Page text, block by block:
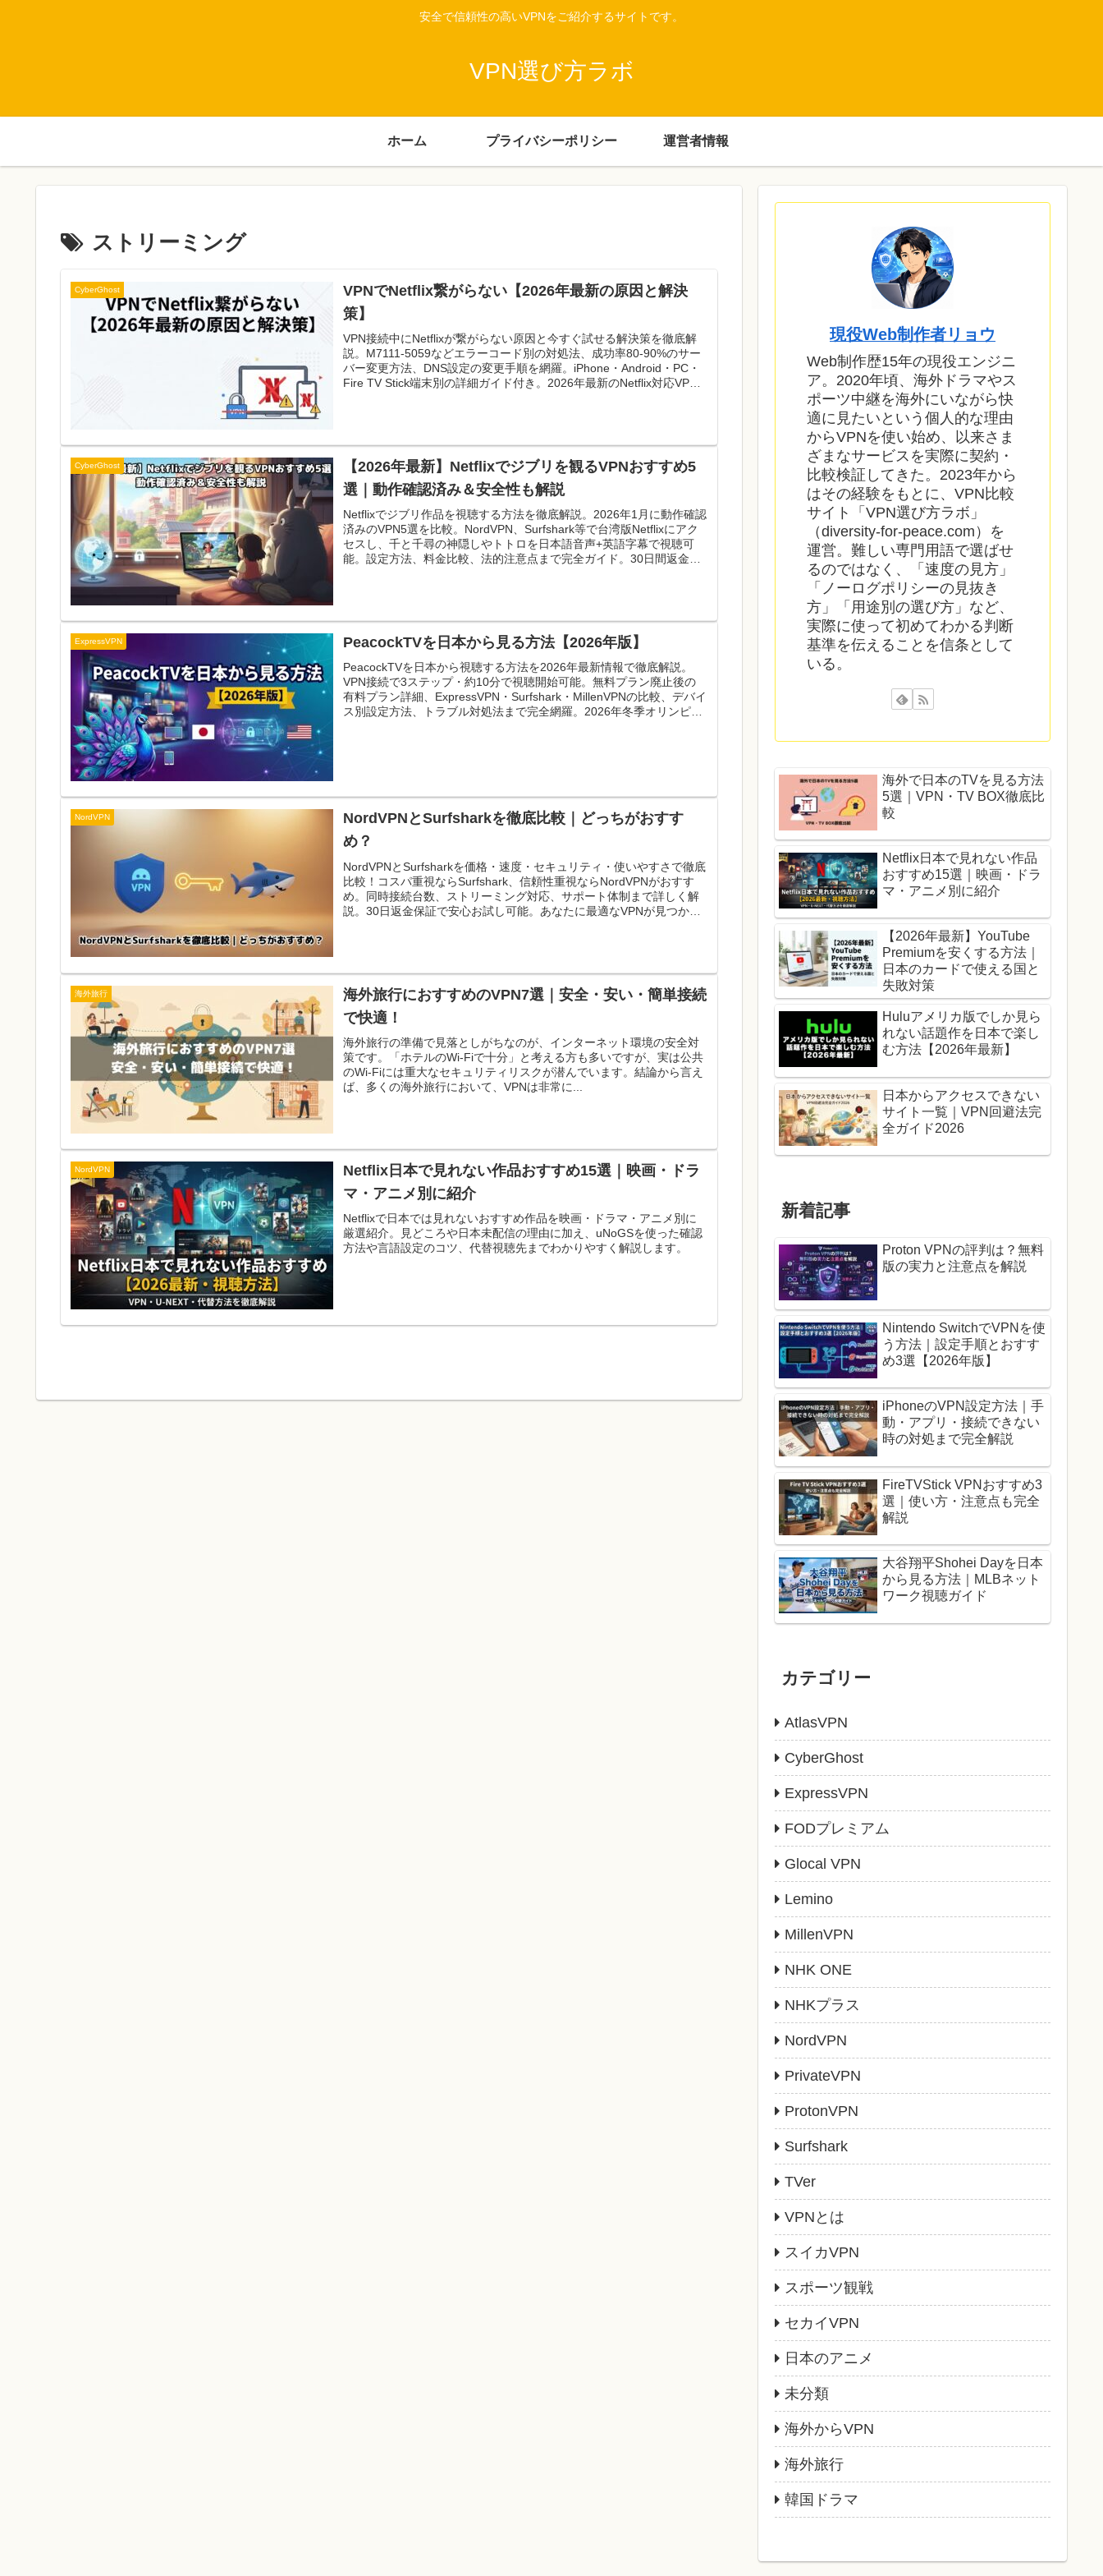
安全で信頼性の高いVPNをご紹介するサイトです。
VPN選び方ラボ
ホーム プライバシーポリシー 運営者情報
ストリーミング
CyberGhost
VPNでNetflix繋がらない【2026年最新の原因と解決
策】
VPN接続中にNetflixが繋がらない原因と今すぐ試せる解決策を徹底解
説。M7111-5059などエラーコード別の対処法、成功率80-90%のサー
バー変更方法、DNS設定の変更手順を網羅。iPhone・Android・PC・
Fire TV Stick端末別の詳細ガイド付き。2026年最新のNetflix対応VPN
CyberGhost
【2026年最新】Netflixでジブリを観るVPNおすすめ5
選｜動作確認済み＆安全性も解説
Netflixでジブリ作品を視聴する方法を徹底解説。2026年1月に動作確認
済みのVPN5選を比較。NordVPN、Surfshark等で台湾版Netflixにアク
セスし、千と千尋の神隠しやトトロを日本語音声+英語字幕で視聴可
能。設定方法、料金比較、法的注意点まで完全ガイド。30日間返金保
ExpressVPN PeacockTVを日本から見る方法【2026年版】
PeacockTVを日本から視聴する方法を2026年最新情報で徹底解説。
VPN接続で3ステップ・約10分で視聴開始可能。無料プラン廃止後の
有料プラン詳細、ExpressVPN・Surfshark・MillenVPNの比較、デバイ
ス別設定方法、トラブル対処法まで完全網羅。2026年冬季オリンピッ
NordVPN
NordVPNとSurfsharkを徹底比較｜どっちがおすす
め？
NordVPNとSurfsharkを価格・速度・セキュリティ・使いやすさで徹底
比較！コスパ重視ならSurfshark、信頼性重視ならNordVPNがおすす
め。同時接続台数、ストリーミング対応、サポート体制まで詳しく解
説。30日返金保証で安心お試し可能。あなたに最適なVPNが見つかり
海外旅行
海外旅行におすすめのVPN7選｜安全・安い・簡単接続
で快適！
海外旅行の準備で見落としがちなのが、インターネット環境の安全対
策です。「ホテルのWi-Fiで十分」と考える方も多いですが、実は公共
のWi-Fiには重大なセキュリティリスクが潜んでいます。結論から言え
ば、多くの海外旅行において、VPNは非常に...
NordVPN
Netflix日本で見れない作品おすすめ15選｜映画・ドラ
マ・アニメ別に紹介
Netflixで日本では見れないおすすめ作品を映画・ドラマ・アニメ別に
厳選紹介。見どころや日本未配信の理由に加え、uNoGSを使った確認
方法や言語設定のコツ、代替視聴先までわかりやすく解説します。
現役Web制作者リョウ
Web制作歴15年の現役エンジニ
ア。2020年頃、海外ドラマやス
ポーツ中継を海外にいながら快
適に見たいという個人的な理由
からVPNを使い始め、以来さま
ざまなサービスを実際に契約・
比較検証してきた。2023年から
はその経験をもとに、VPN比較
サイト「VPN選び方ラボ」
（diversity-for-peace.com）を
運営。難しい専門用語で選ばせ
るのではなく、「速度の見方」
「ノーログポリシーの見抜き
方」「用途別の選び方」など、
実際に使って初めてわかる判断
基準を伝えることを信条として
いる。
海外で日本のTVを見る方法
5選｜VPN・TV BOX徹底比
較
Netflix日本で見れない作品
おすすめ15選｜映画・ドラ
マ・アニメ別に紹介
【2026年最新】YouTube
Premiumを安くする方法｜
日本のカードで使える国と
失敗対策
Huluアメリカ版でしか見ら
れない話題作を日本で楽し
む方法【2026年最新】
日本からアクセスできない
サイト一覧｜VPN回避法完
全ガイド2026
新着記事
Proton VPNの評判は？無料
版の実力と注意点を解説
Nintendo SwitchでVPNを使
う方法｜設定手順とおすす
め3選【2026年版】
iPhoneのVPN設定方法｜手
動・アプリ・接続できない
時の対処まで完全解説
FireTVStick VPNおすすめ3
選｜使い方・注意点も完全
解説
大谷翔平Shohei Dayを日本
から見る方法｜MLBネット
ワーク視聴ガイド
カテゴリー
AtlasVPN
CyberGhost
ExpressVPN
FODプレミアム
Glocal VPN
Lemino
MillenVPN
NHK ONE
NHKプラス
NordVPN
PrivateVPN
ProtonVPN
Surfshark
TVer
VPNとは
スイカVPN
スポーツ観戦
セカイVPN
日本のアニメ
未分類
海外からVPN
海外旅行
韓国ドラマ